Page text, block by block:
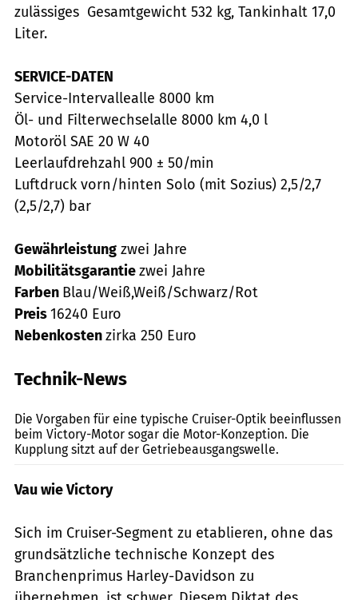
zulässiges Gesamtgewicht 532 kg, Tankinhalt 17,0
Liter.
SERVICE-DATEN
Service-Intervallealle 8000 km
Öl- und Filterwechselalle 8000 km 4,0 l
Motoröl SAE 20 W 40
Leerlaufdrehzahl 900 ± 50/min
Luftdruck vorn/hinten Solo (mit Sozius) 2,5/2,7
(2,5/2,7) bar
Gewährleistung zwei Jahre
Mobilitätsgarantiezwei Jahre
Farben Blau/Weiß,Weiß/Schwarz/Rot
Preis16240 Euro
Nebenkostenzirka 250 Euro
Technik-News
Die Vorgaben für eine typische Cruiser-Optik beeinflussen
beim Victory-Motor sogar die Motor-Konzeption. Die
Kupplung sitzt auf der Getriebeausgangswelle.
Vau wie Victory
Sich im Cruiser-Segment zu etablieren, ohne das
grundsätzliche technische Konzept des
Branchenprimus Harley-Davidson zu